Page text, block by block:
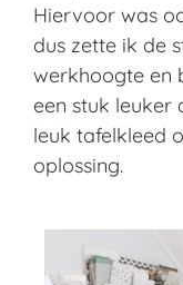
Hiervoor was
dus zette ik de
werkhoogte en
een stuk leuker
leuk tafelkleed
oplossing.